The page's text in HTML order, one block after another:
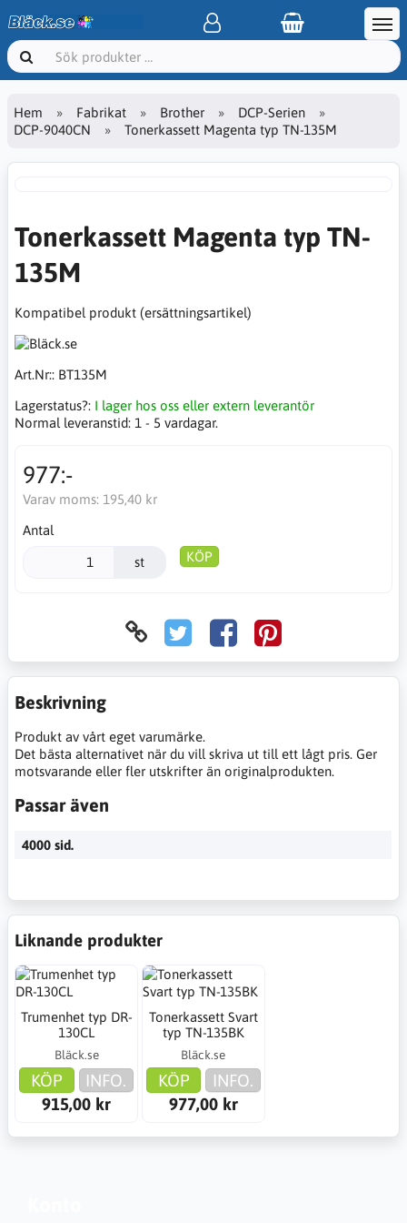
Hem Fabrikat Brother
DCP-Serien
DCP-9040CN
Tonerkassett Magenta typ TN-135M
Tonerkassett Magenta typ TN-
135M
Kompatibel produkt (ersättningsartikel)
Art.Nr:: BT135M
Lagerstatus?: I lager hos oss eller extern leverantör
Normal leveranstid: 1 - 5 vardagar.
977:-
Varav moms: 195,40 kr
Antal
st KÖP
Beskrivning
Produkt av vårt eget varumärke.
Det bästa alternativet när du vill skriva ut till ett lågt pris. Ger
motsvarande eller fler utskrifter än originalprodukten.
Passar även
4000 sid.
Liknande produkter
Trumenhet typ DR-
130CL
Bläck.se
KÖP
INFO.
915,00 kr
Tonerkassett Svart
typ TN-135BK
Bläck.se
KÖP
INFO.
977,00 kr